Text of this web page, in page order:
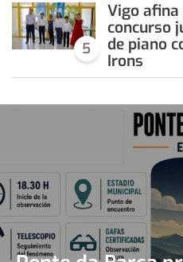
5
Vigo afina
concurso
de piano
Irons